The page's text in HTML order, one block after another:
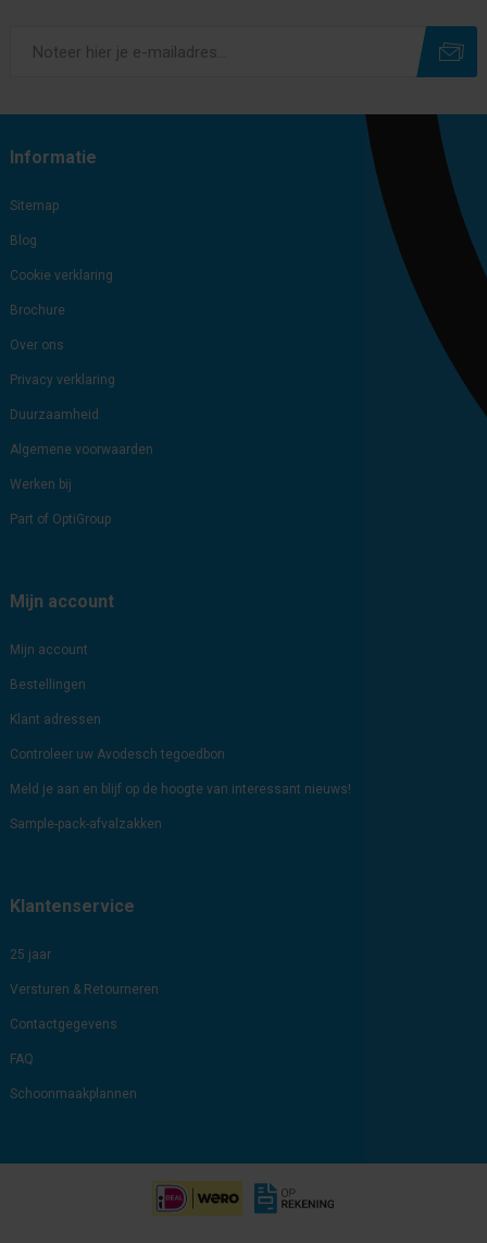
Informatie
Sitemap
Blog
Cookie verklaring
Brochure
Over ons
Privacy verklaring
Duurzaamheid
Algemene voorwaarden
Werken bij
Part of OptiGroup
Mijn account
Mijn account
Bestellingen
Klant adressen
Controleer uw Avodesch tegoedbon
Meld je aan en blijf op de hoogte van interessant nieuws!
Sample-pack-afvalzakken
Klantenservice
25 jaar
Versturen & Retourneren
Contactgegevens
FAQ
Schoonmaakplannen